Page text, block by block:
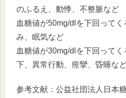
のふるえ、動悸、不整脈など
血糖値が50mg/dlを下回って
み、眠気など
血糖値が30mg/dlを下回って
下、異常行動、痙攣、昏睡な
参考文献：公益社団法人日本